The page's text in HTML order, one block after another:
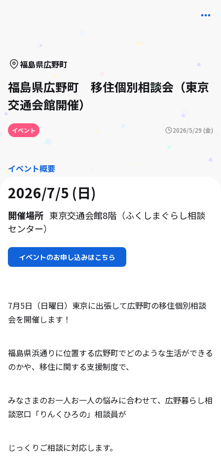
福島県広野町
福島県広野町 移住個別相談会（東京
交通会館開催）
イベント 2026/5/29 (金)
イベント概要
2026/7/5 (日)
開催場所 東京交通会館8階（ふくしまぐらし相談
センター）
イベントのお申し込みはこちら
7月5日（日曜日）東京に出張して広野町の移住個別相談
会を開催します！
福島県浜通りに位置する広野町でどのような生活ができる
のかや、移住に関する支援制度で、
みなさまのお一人お一人の悩みに合わせて、広野暮らし相
談窓口「りんくひろの」相談員が
じっくりご相談に対応します。